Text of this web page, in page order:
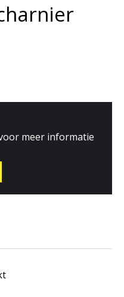
meer informatie